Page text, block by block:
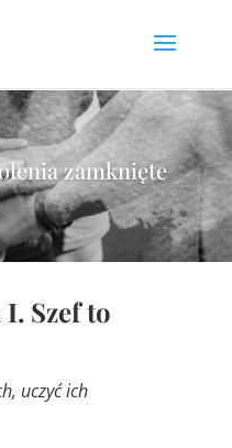
zamknięte
Szef to
uczyć ich